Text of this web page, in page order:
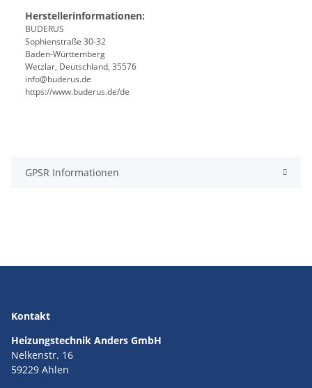
Herstellerinformationen:
BUDERUS
Sophienstraße 30-32
Baden-Württemberg
Wetzlar, Deutschland, 35576
info@buderus.de
https://www.buderus.de/de
GPSR Informationen
Kontakt
Heizungstechnik Anders GmbH
Nelkenstr. 16
59229 Ahlen